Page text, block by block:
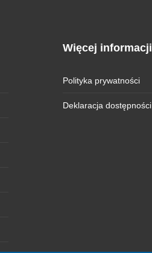
Więcej informacji
Polityka prywatności
Deklaracja dostępności